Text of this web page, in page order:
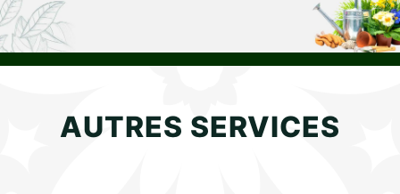
AUTRES SERVICES